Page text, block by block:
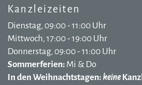
Kanzleizeiten
Dienstag, 09:00 - 11:00 Uhr
Mittwoch, 17:00 - 19:00 Uhr
Donnerstag, 09:00 - 11:00 Uhr
Sommerferien: Mi & Do
In den Weihnachtstagen: keine